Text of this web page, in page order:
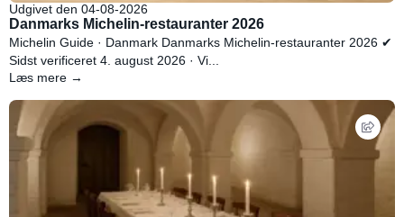
Udgivet den 04-08-2026
Danmarks Michelin-restauranter 2026
Michelin Guide · Danmark Danmarks Michelin-restauranter 2026 ✔
Sidst verificeret 4. august 2026 · Vi...
Læs mere →